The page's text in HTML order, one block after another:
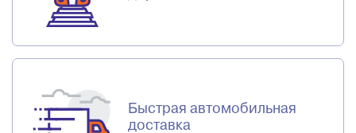
Быстрая автомобильная
доставка